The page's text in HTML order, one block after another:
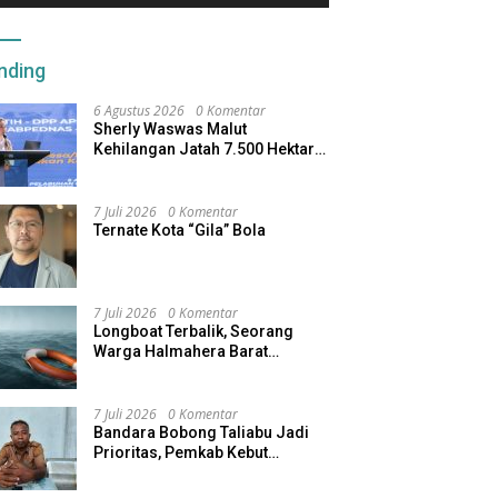
6 Agustus 2026 0 Komentar
Sherly Waswas Malut
Kehilangan Jatah 7.500 Hektare
7 Juli 2026 0 Komentar
Ternate Kota “Gila” Bola
7 Juli 2026 0 Komentar
Longboat Terbalik, Seorang
Warga Halmahera Barat
7 Juli 2026 0 Komentar
Bandara Bobong Taliabu Jadi
Prioritas, Pemkab Kebut